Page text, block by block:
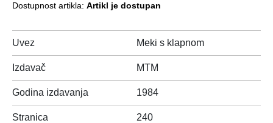
Dostupnost artikla: Artikl je dostupan
Uvez Meki s klapnom
Izdavač MTM
Godina izdavanja 1984
Stranica 240